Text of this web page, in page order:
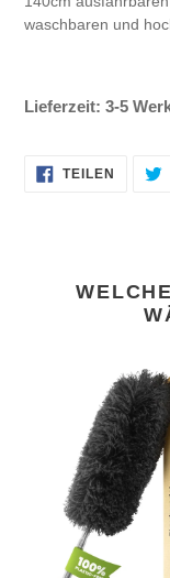
waschbaren und
Lieferzeit: 3-5
TEILEN